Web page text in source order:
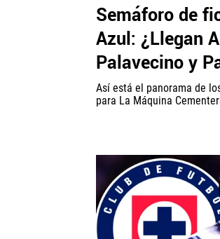
Semáforo de
Azul: ¿Llegan
Palavecino y
Así está el panorama de
para La Máquina